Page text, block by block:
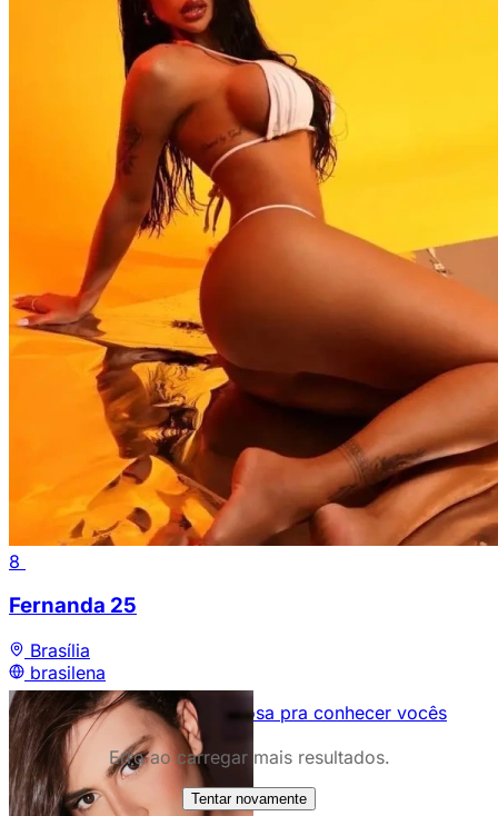
8
Fernanda 25
Brasília
brasilena
Olá meus amores estou ansiosa pra conhecer vocês
Verificada
13
4
Verificada
Erro ao carregar mais resultados.
Tentar novamente